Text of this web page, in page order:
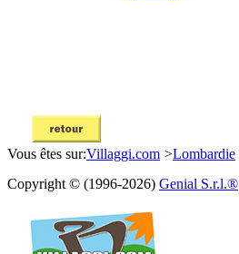
Vous êtes sur:Villaggi.com >Lombardie
Copyright © (1996-2026) Genial S.r.l.®